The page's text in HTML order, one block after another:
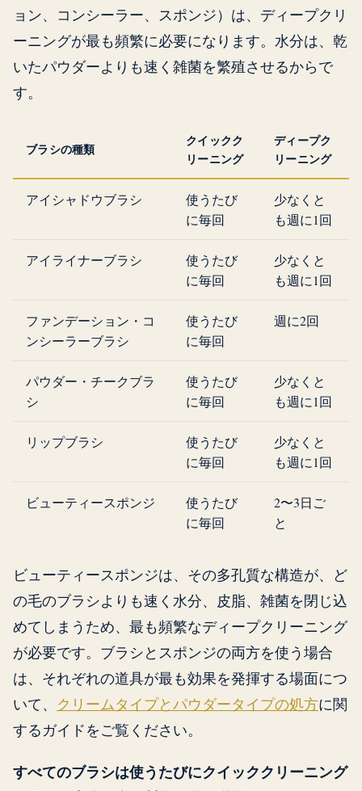
ョン、コンシーラー、スポンジ）は、ディープクリ
ーニングが最も頻繁に必要になります。水分は、乾
いたパウダーよりも速く雑菌を繁殖させるからで
す。
ブラシの種類
クイックク
リーニング
ディープク
リーニング
アイシャドウブラシ
使うたび
に毎回
少なくと
も週に1回
アイライナーブラシ
使うたび
に毎回
少なくと
も週に1回
ファンデーション・コ
ンシーラーブラシ
使うたび
に毎回
週に2回
パウダー・チークブラ
シ
使うたび
に毎回
少なくと
も週に1回
リップブラシ
使うたび
に毎回
少なくと
も週に1回
ビューティースポンジ
使うたび
に毎回
2〜3日ご
と
ビューティースポンジは、その多孔質な構造が、ど
の毛のブラシよりも速く水分、皮脂、雑菌を閉じ込
めてしまうため、最も頻繁なディープクリーニング
が必要です。ブラシとスポンジの両方を使う場合
は、それぞれの道具が最も効果を発揮する場面につ
いて、 クリームタイプとパウダータイプの処方に関
するガイドをご覧ください。
すべてのブラシは使うたびにクイッククリーニング